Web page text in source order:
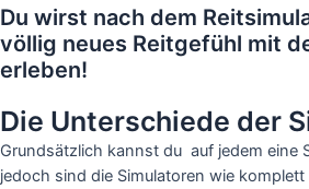
Du wirst nach dem
völlig neues Reitgefühl mit
erleben!
Die Unterschiede der
Grundsätzlich kannst du auf jedem eine
jedoch sind die Simulatoren wie